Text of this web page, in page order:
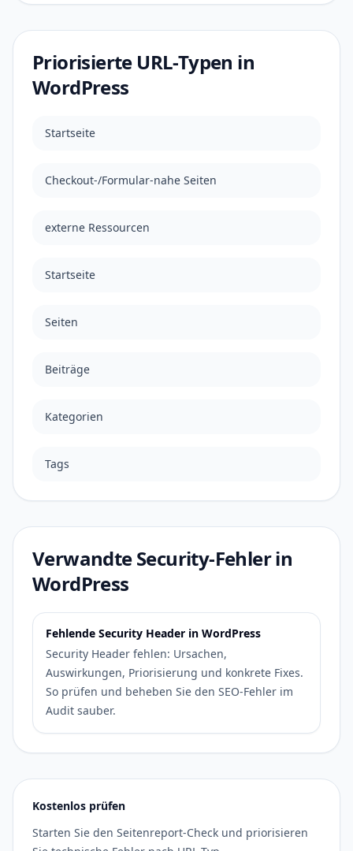
Priorisierte URL-Typen in
WordPress
Startseite
Checkout-/Formular-nahe Seiten
externe Ressourcen
Startseite
Seiten
Beiträge
Kategorien
Tags
Verwandte Security-Fehler in
WordPress
Fehlende Security Header in WordPress
Security Header fehlen: Ursachen,
Auswirkungen, Priorisierung und konkrete Fixes.
So prüfen und beheben Sie den SEO-Fehler im
Audit sauber.
Kostenlos prüfen
Starten Sie den Seitenreport-Check und priorisieren